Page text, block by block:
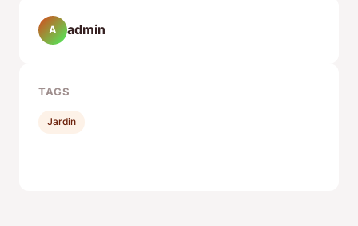
A admin
TAGS
Jardin